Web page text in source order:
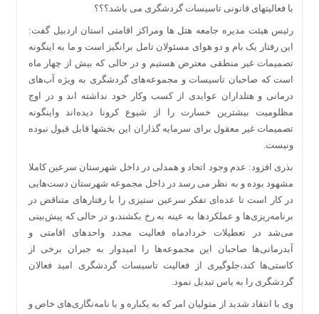
با فعالیتهای قانونی تاسیسات گردشگری می باشد؟؟؟
رئیس هیئت مدیره جامعه هتل ها ومراکز اقامتی استان اردبیل گفت:
این رفتار یک بام و دو هوای مسئولان تامل برانگیز است و ما به اینگونه
تصمیمات غیر منطقی معترض هستیم و در حالی که بیش از چهار ماه
است که صاحبان تاسیسات و مجموعه‌های گردشگری به ویژه آب‌های
درمانی و هتلداران عوایدی از کسب وکار خود نداشته اند و در اوج
مظلومیت بیشترین خسارت را از شیوع کرونا دیده‌اند واینگونه
تصمیمات غیر معقول برای سرمایه گذاران این بخشها قابل قبول نبوده
ونیست.
بذری افزود: عدم وجود اتحاد و همدلی در داخل شهرستان سرعین کاملا
مشهود بوده و به نظر می رسد در داخل مجموعه شهرستان دست‌هایی
در کار است تا عده‌ای تفکر سرعین‌ ستیزی را با رفتارهای متناقض در
برنامه‌ریزی‌ها و عملکردها به عینه به رخ بکشند،و در حالی که پیش‌بینی
می‌شد در تعطیلات خردادماه فعالیت مجدد واحدهای اقامتی و
آبدرمانی‌ها صاحبان این مجموعه‌ها را امیدوار به جبران برخی از
کاستی‌ها کند،جلوگیری از فعالیت تاسیسات گردشگری امید فعالان
گردشگری را به یاس تبدیل نمود.
وی با انتقاد شدید از متولیان امر که به یکباره و با نامه‌نگاری‌های خاص و